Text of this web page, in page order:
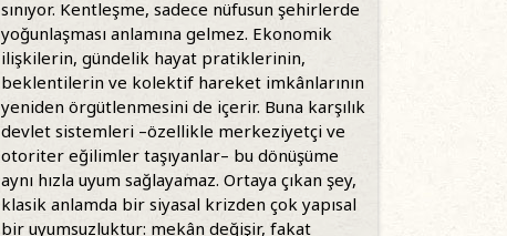
sınıyor. Kentleşme, sadece nüfusun şehirlerde
yoğunlaşması anlamına gelmez. Ekonomik
ilişkilerin, gündelik hayat pratiklerinin,
beklentilerin ve kolektif hareket imkânlarının
yeniden örgütlenmesini de içerir. Buna karşılık
devlet sistemleri –özellikle merkeziyetçi ve
otoriter eğilimler taşıyanlar– bu dönüşüme
aynı hızla uyum sağlayamaz. Ortaya çıkan şey,
klasik anlamda bir siyasal krizden çok yapısal
bir uyumsuzluktur: mekân değişir, fakat